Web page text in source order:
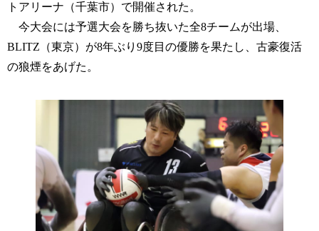
トアリーナ（千葉市）で開催された。
今大会には予選大会を勝ち抜いた全8チームが出場、
BLITZ（東京）が8年ぶり9度目の優勝を果たし、古豪復活
の狼煙をあげた。